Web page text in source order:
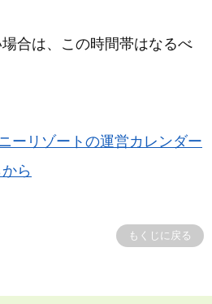
合は、この時間帯はなるべ
ーリゾートの運営カレンダー
ら
もくじに戻る